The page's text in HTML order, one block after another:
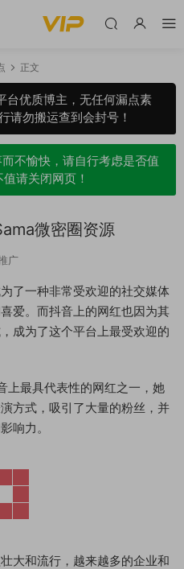
正文
台优质博主，无任何漏点素
请勿搬运查到会封号！
不愉快，请自行考虑是否值
请关闭网页！
微密圈资源
广
了一种非常受欢迎的社交媒体
爱。而抖音上的网红也因为其
成为了这个平台上最受欢迎的
上最具代表性的网红之一，她
方式，吸引了大量的粉丝，并
响力。
大和流行，越来越多的企业和